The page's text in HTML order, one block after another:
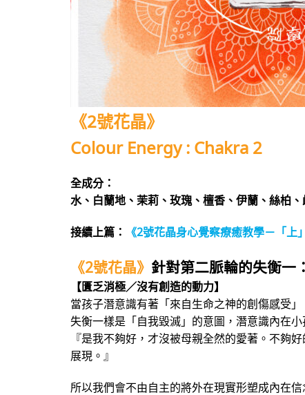
《2號花晶》
Colour Energy : Chakra 2
全成分：
水、白蘭地、茉莉、玫瑰、檀香、伊蘭、絲柏
接續上篇： 《2號花晶身心覺察療癒教學－「上
《2號花晶》 針對第二脈輪的失衡一：
【匱乏消極／沒有創造的動力】
當孩子潛意識有著「來自生命之神的創傷感受
失衡一樣是「自我毀滅」的意圖，潛意識內在小
『是我不夠好，才沒被母親全然的愛著。不夠
展現。』
所以我們會不由自主的將外在現實形塑成內在